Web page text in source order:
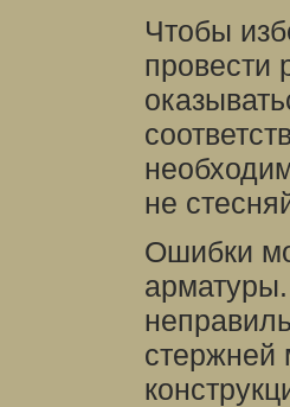
Чтобы
провести
не
Ошибки
стержней